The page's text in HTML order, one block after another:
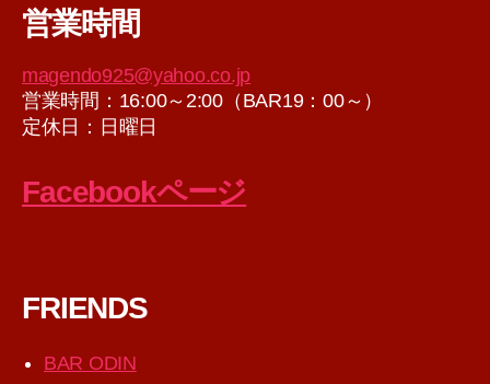
イ
営業時間
magendo925@yahoo.co.jp
営業時間：16:00～2:00（BAR19：00～）
定休日：日曜日
Facebookページ
FRIENDS
BAR ODIN